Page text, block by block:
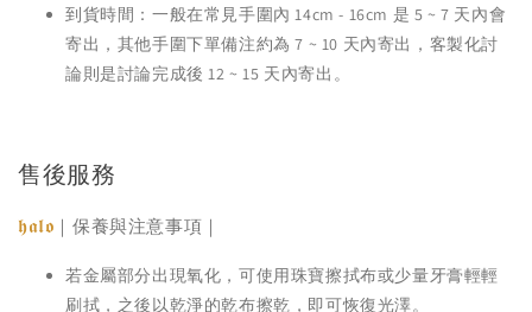
到貨時間：一般在常見手圍內 14cm - 16cm 是 5 ~ 7 天內會
寄出，其他手圍下單備注約為 7 ~ 10 天內寄出，客製化討
論則是討論完成後 12 ~ 15 天內寄出。
售後服務
𝖍𝖆𝖑𝖔 ｜保養與注意事項｜
若金屬部分出現氧化，可使用珠寶擦拭布或少量牙膏輕輕
刷拭，之後以乾淨的乾布擦乾，即可恢復光澤。